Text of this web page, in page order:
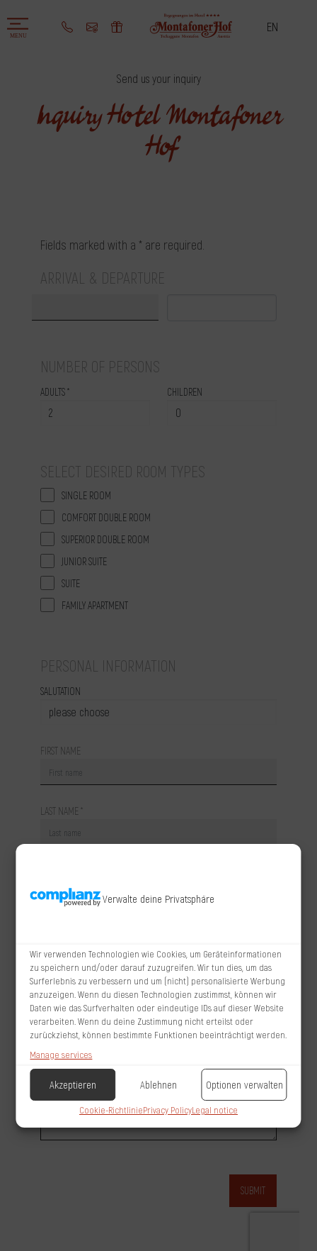
Verwalte deine Privatsphäre
Wir verwenden Technologien wie Cookies, um Geräteinformationen
zu speichern und/oder darauf zuzugreifen. Wir tun dies, um das
Surferlebnis zu verbessern und um (nicht) personalisierte Werbung
anzuzeigen. Wenn du diesen Technologien zustimmst, können wir
Daten wie das Surfverhalten oder eindeutige IDs auf dieser Website
verarbeiten. Wenn du deine Zustimmung nicht erteilst oder
zurückziehst, können bestimmte Funktionen beeinträchtigt werden.
Manage services
Akzeptieren Ablehnen Optionen verwalten
Cookie-RichtliniePrivacy PolicyLegal notice
EN
Send us your inquiry
Send us your inquiry
Inquiry Hotel Montafoner
Hof